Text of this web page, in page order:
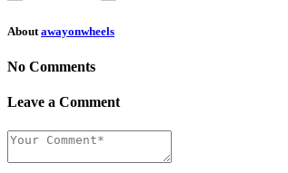
About awayonwheels
No Comments
Leave a Comment